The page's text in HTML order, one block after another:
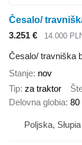
Česalo/
3.251 €
14.000
Česalo/ travniška
Stanje nov
Tip za traktor
Delovna globia 80
Poljska, Słupia